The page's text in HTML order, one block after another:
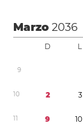
Marzo2036
D L
9
10 2 3
11 9 10